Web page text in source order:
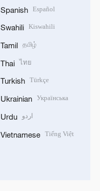
Spanish Español
Swahili Kiswahili
Tamil தமிழ்
Thai ไทย
Turkish Türkçe
Ukrainian Українська
Urdu اردو
Vietnamese Tiếng Việt